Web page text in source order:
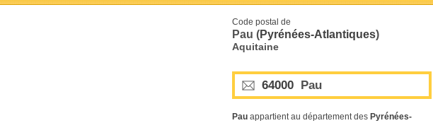
Code postal de
Pau (Pyrénées-Atlantiques)
Aquitaine
64000 Pau
Pau appartient au département des Pyrénées-